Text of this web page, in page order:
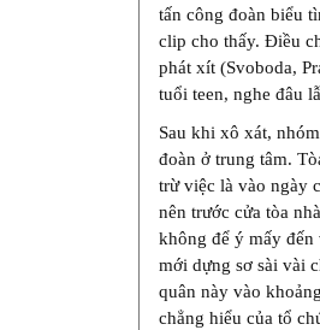
tấn công đoàn biểu
clip cho thấy. Điều
phát xít (Svoboda,
tuổi teen, nghe đâu
Sau khi xô xát,
đoàn ở trung tâm.
trừ việc là vào ngày
nên trước cửa tòa
không để ý mấy đến
mới dựng sơ sài vài
quân này vào
chẳng hiểu của tổ